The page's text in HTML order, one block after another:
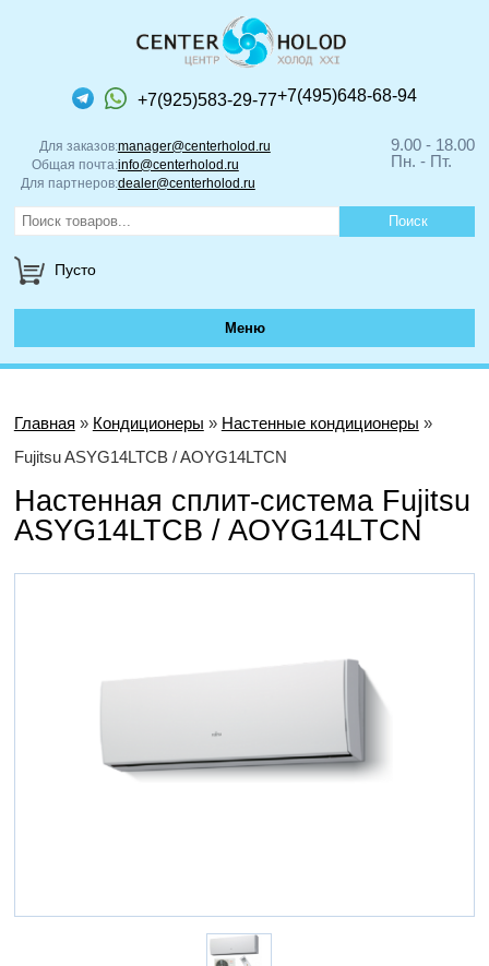
+7(925)583-29-77+7(495)648-68-94
Для заказов:manager@centerholod.ru
Общая почта:info@centerholod.ru
Для партнеров:dealer@centerholod.ru
9.00 - 18.00
Пн. - Пт.
Пусто
Меню
Главная » Кондиционеры » Настенные кондиционеры »
Fujitsu ASYG14LTCB / AOYG14LTCN
Настенная сплит-система Fujitsu
ASYG14LTCB / AOYG14LTCN